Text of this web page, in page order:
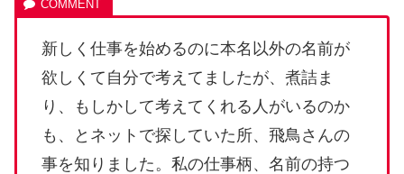
新しく仕事を始めるのに本名以外の名前が
欲しくて自分で考えてましたが、煮詰ま
り、もしかして考えてくれる人がいるのか
も、とネットで探していた所、飛鳥さんの
事を知りました。私の仕事柄、名前の持つ